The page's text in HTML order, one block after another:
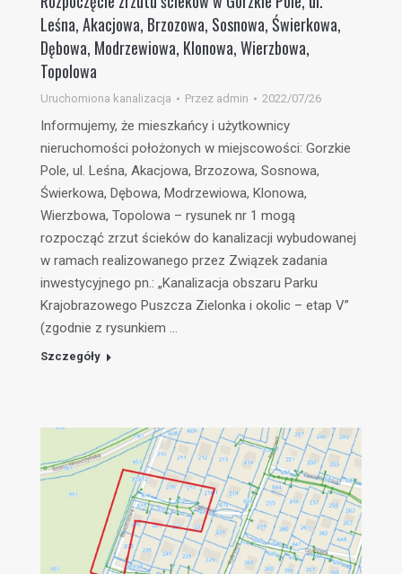
Leśna, Akacjowa, Brzozowa, Sosnowa, Świerkowa,
Dębowa, Modrzewiowa, Klonowa, Wierzbowa,
Topolowa
Uruchomiona kanalizacja Przez admin 2022/07/26
Informujemy, że mieszkańcy i użytkownicy
nieruchomości położonych w miejscowości: Gorzkie
Pole, ul. Leśna, Akacjowa, Brzozowa, Sosnowa,
Świerkowa, Dębowa, Modrzewiowa, Klonowa,
Wierzbowa, Topolowa – rysunek nr 1 mogą
rozpocząć zrzut ścieków do kanalizacji wybudowanej
w ramach realizowanego przez Związek zadania
inwestycyjnego pn.: „Kanalizacja obszaru Parku
Krajobrazowego Puszcza Zielonka i okolic – etap V”
(zgodnie z rysunkiem …
Szczegóły